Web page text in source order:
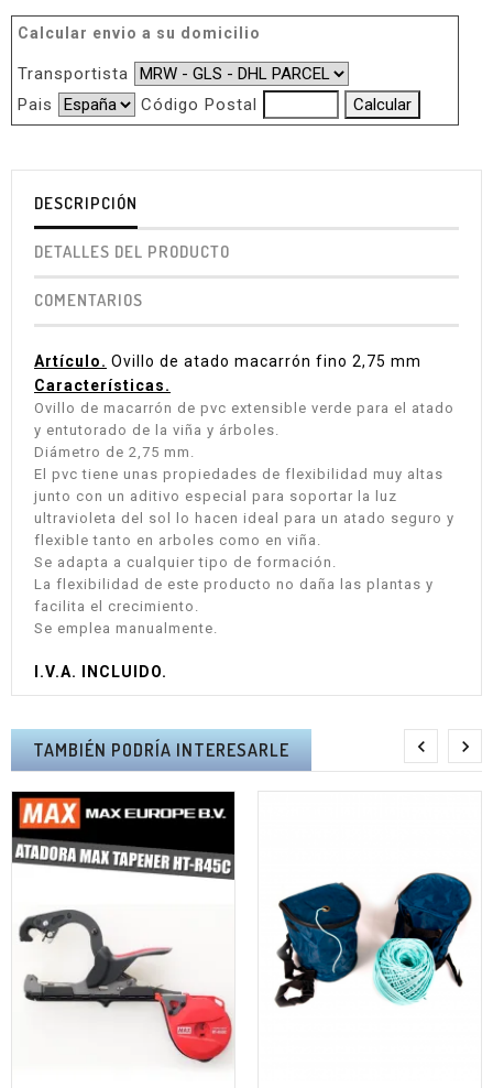
Calcular envio a su domicilio
Transportista
Pais
Código Postal
DESCRIPCIÓN
DETALLES DEL PRODUCTO
COMENTARIOS
Artículo. Ovillo de atado macarrón fino 2,75 mm
Características.
Ovillo de macarrón de pvc extensible verde para el atado
y entutorado de la viña y árboles.
Diámetro de 2,75 mm.
El pvc tiene unas propiedades de flexibilidad muy altas
junto con un aditivo especial para soportar la luz
ultravioleta del sol lo hacen ideal para un atado seguro y
flexible tanto en arboles como en viña.
Se adapta a cualquier tipo de formación.
La flexibilidad de este producto no daña las plantas y
facilita el crecimiento.
Se emplea manualmente.
I.V.A. INCLUIDO.
TAMBIÉN PODRÍA INTERESARLE  